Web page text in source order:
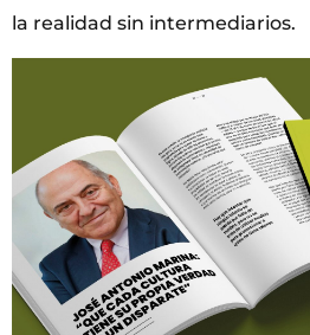
la realidad sin intermediarios.